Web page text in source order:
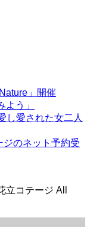
」開催
う」
し愛された女二人
のネット予約受
コテージ All